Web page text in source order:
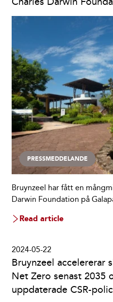
PRESSMEDDELANDE
Bruynzeel har fått en
Darwin Foundation på
Read article
Bruynzeel accelererar
Net Zero senast 2035
uppdaterade CSR-
2024-05-22